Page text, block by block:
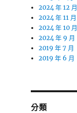
2024 年 12 月
2024 年 11 月
2024 年 10 月
2024 年 9 月
2019 年 7 月
2019 年 6 月
分類